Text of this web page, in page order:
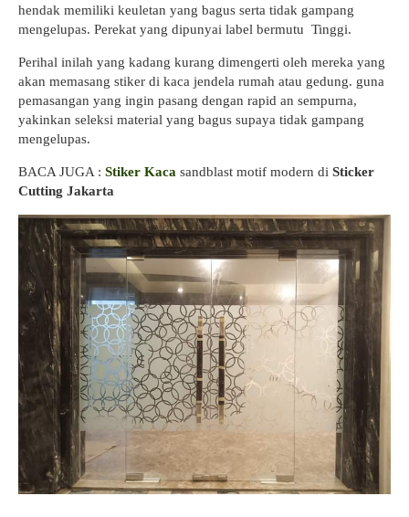
hendak memiliki keuletan yang bagus serta tidak gampang
mengelupas. Perekat yang dipunyai label bermutu Tinggi.
Perihal inilah yang kadang kurang dimengerti oleh mereka yang
akan memasang stiker di kaca jendela rumah atau gedung. guna
pemasangan yang ingin pasang dengan rapid an sempurna,
yakinkan seleksi material yang bagus supaya tidak gampang
mengelupas.
BACA JUGA : Stiker Kaca sandblast motif modern di Sticker
Cutting Jakarta